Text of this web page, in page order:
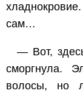
сам…
— Вот,
сморгнула.
волосы, но